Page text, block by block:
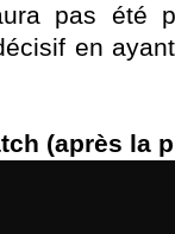
pas été
en
(après la